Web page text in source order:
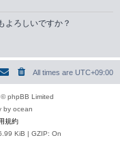
よろしいですか？
All times are UTC+09:00
phpBB Limited
by ocean
規約
KiB | GZIP: On